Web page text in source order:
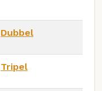
Dubbel
Tripel